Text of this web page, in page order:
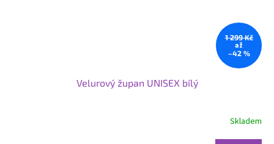
1 299 Kč
až
–42 %
Velurový župan UNISEX bílý
Skladem